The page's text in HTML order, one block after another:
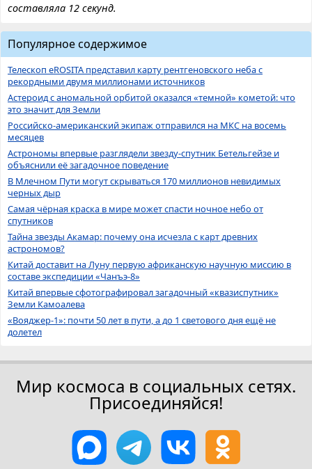
составляла 12 секунд.
Популярное содержимое
Телескоп eROSITA представил карту рентгеновского неба с
рекордными двумя миллионами источников
Астероид с аномальной орбитой оказался «темной» кометой: что
это значит для Земли
Российско-американский экипаж отправился на МКС на восемь
месяцев
Астрономы впервые разглядели звезду-спутник Бетельгейзе и
объяснили её загадочное поведение
В Млечном Пути могут скрываться 170 миллионов невидимых
черных дыр
Самая чёрная краска в мире может спасти ночное небо от
спутников
Тайна звезды Акамар: почему она исчезла с карт древних
астрономов?
Китай доставит на Луну первую африканскую научную миссию в
составе экспедиции «Чанъэ-8»
Китай впервые сфотографировал загадочный «квазиспутник»
Земли Камоалева
«Вояджер-1»: почти 50 лет в пути, а до 1 светового дня ещё не
долетел
Мир космоса в социальных сетях.
Присоединяйся!